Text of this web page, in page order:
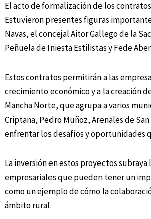
El acto de formalización de los
Estuvieron presentes figuras
Navas, el concejal Aitor Gallego de la
Peñuela de Iniesta Estilistas y Fede
Estos contratos permitirán a las
crecimiento económico y a la creación
Mancha Norte, que agrupa a varios
Criptana, Pedro Muñoz, Arenales de
enfrentar los desafíos y oportunidades
La inversión en estos proyectos
empresariales que pueden tener un
como un ejemplo de cómo la
ámbito rural.